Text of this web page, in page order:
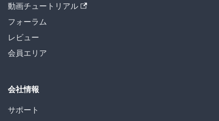
動画チュートリアル
フォーラム
レビュー
会員エリア
会社情報
サポート